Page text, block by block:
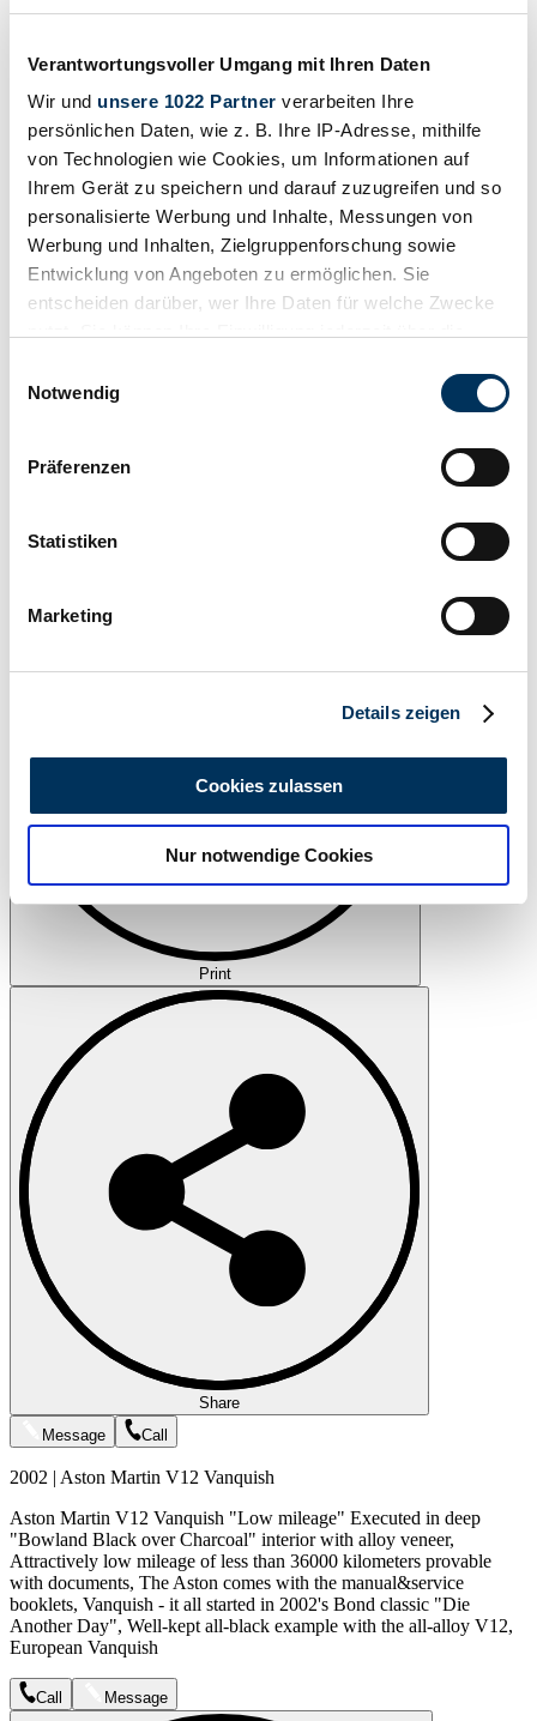
Verantwortungsvoller Umgang mit Ihren Daten
Wir und unsere 1022 Partner verarbeiten Ihre
persönlichen Daten, wie z. B. Ihre IP-Adresse, mithilfe
von Technologien wie Cookies, um Informationen auf
Ihrem Gerät zu speichern und darauf zuzugreifen und so
personalisierte Werbung und Inhalte, Messungen von
Werbung und Inhalten, Zielgruppenforschung sowie
Entwicklung von Angeboten zu ermöglichen. Sie
entscheiden darüber, wer Ihre Daten für welche Zwecke
Trigger Symbol ändern oder widerrufen
Informationen über Ihre geografische Lage
können
bestimmten Merkmalen (Fingerprinting) identifizieren
Erfahren Sie mehr darüber, wie Ihre persönlichen Daten
analysieren. Außerdem geben wir Informationen zu Ihrer
Verwendung unserer Website an unsere Partner für
soziale Medien, Werbung und Analysen weiter. Unsere
Partner führen diese Informationen möglicherweise mit
weiteren Daten zusammen, die Sie ihnen bereitgestellt
haben oder die sie im Rahmen Ihrer Nutzung der Dienste
gesammelt haben.Datenschutzerklärung
Notwendig
Präferenzen
Statistiken
Marketing
Details zeigen
Cookies zulassen
Nur notwendige Cookies
Print
Share
Message
Call
2002 | Aston Martin V12 Vanquish
Aston Martin V12 Vanquish "Low mileage" Executed in deep
"Bowland Black over Charcoal" interior with alloy veneer,
Attractively low mileage of less than 36000 kilometers provable
with documents, The Aston comes with the manual&service
booklets, Vanquish - it all started in 2002's Bond classic "Die
Another Day", Well-kept all-black example with the all-alloy V12,
European Vanquish
Call Message